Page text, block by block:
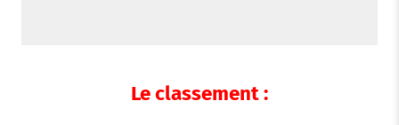
Le classement :